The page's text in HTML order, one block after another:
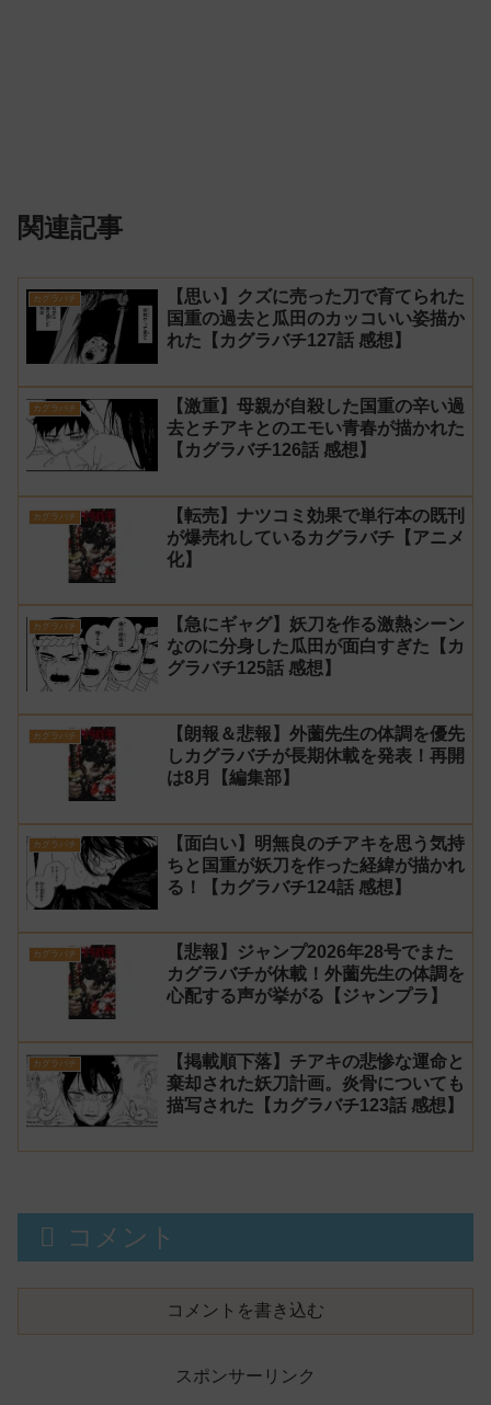
関連記事
カグラバチ
【思い】クズに売った刀で育てられた
国重の過去と瓜田のカッコいい姿描か
れた【カグラバチ127話 感想】
カグラバチ
【激重】母親が自殺した国重の辛い過
去とチアキとのエモい青春が描かれた
【カグラバチ126話 感想】
カグラバチ
【転売】ナツコミ効果で単行本の既刊
が爆売れしているカグラバチ【アニメ
化】
カグラバチ
【急にギャグ】妖刀を作る激熱シーン
なのに分身した瓜田が面白すぎた【カ
グラバチ125話 感想】
カグラバチ
【朗報＆悲報】外薗先生の体調を優先
しカグラバチが長期休載を発表！再開
は8月【編集部】
カグラバチ
【面白い】明無良のチアキを思う気持
ちと国重が妖刀を作った経緯が描かれ
る！【カグラバチ124話 感想】
カグラバチ
【悲報】ジャンプ2026年28号でまた
カグラバチが休載！外薗先生の体調を
心配する声が挙がる【ジャンプラ】
カグラバチ
【掲載順下落】チアキの悲惨な運命と
棄却された妖刀計画。炎骨についても
描写された【カグラバチ123話 感想】
コメント
コメントを書き込む
スポンサーリンク